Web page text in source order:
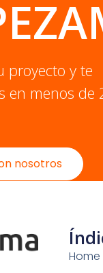
proyecto y te
en menos de
nosotros
Home